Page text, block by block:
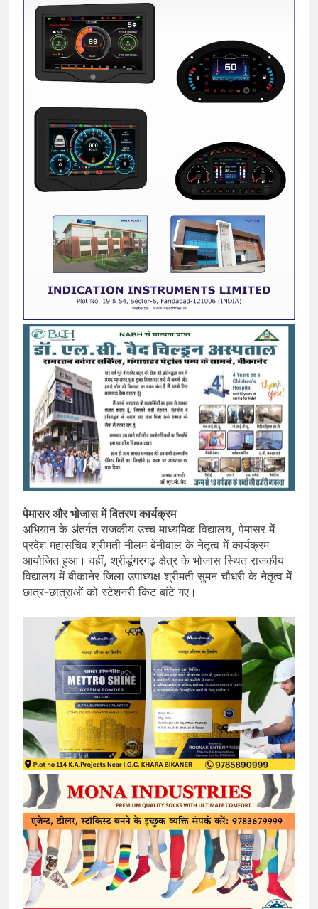
पेमासर और भोजास में वितरण कार्यक्रम
अभियान के अंतर्गत राजकीय उच्च माध्यमिक विद्यालय, पेमासर में
प्रदेश महासचिव श्रीमती नीलम बेनीवाल के नेतृत्व में कार्यक्रम
आयोजित हुआ। वहीं, श्रीडूंगरगढ़ क्षेत्र के भोजास स्थित राजकीय
विद्यालय में बीकानेर जिला उपाध्यक्ष श्रीमती सुमन चौधरी के नेतृत्व में
छात्र-छात्राओं को स्टेशनरी किट बांटे गए।